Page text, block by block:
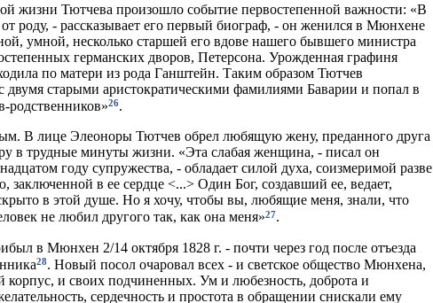
жизни Тютчева произошло событие первостепенной важности: «В
от роду, - рассказывает его первый биограф, - он женился в Мюнхене
умной, несколько старшей его вдове нашего бывшего министра
германских дворов, Петерсона. Урожденная графиня
по матери из рода Ганштейн. Таким образом Тютчев
двумя старыми аристократическими фамилиями Баварии и попал в
родственников»26.
В лице Элеоноры Тютчев обрел любящую жену, преданного друга
в трудные минуты жизни. «Эта слабая женщина, - писал он
году супружества, - обладает силой духа, соизмеримой разве
заключенной в ее сердце <...> Один Бог, создавший ее, ведает,
в этой душе. Но я хочу, чтобы вы, любящие меня, знали, что
не любил другого так, как она меня»27.
в Мюнхен 2/14 октября 1828 г. - почти через год после отъезда
28. Новый посол очаровал всех - и светское общество Мюнхена,
корпус, и своих подчиненных. Ум и любезность, доброта и
сердечность и простота в обращении снискали ему